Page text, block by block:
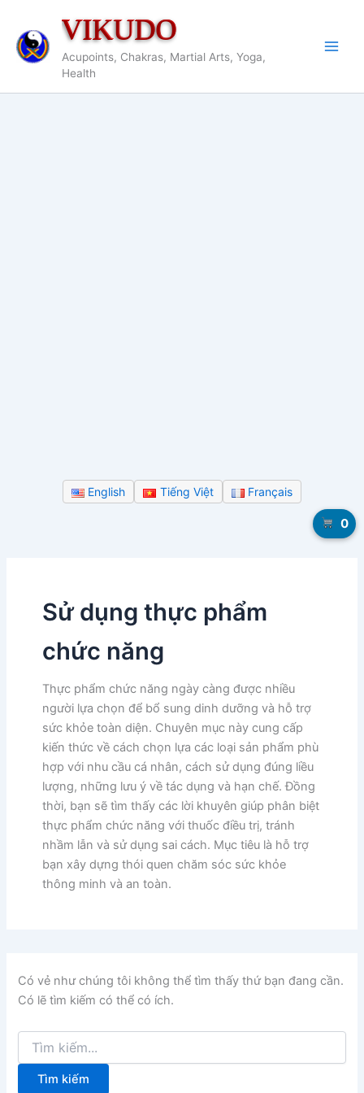
dung
VIKUDO
Acupoints, Chakras, Martial Arts, Yoga,
Health
English Tiếng Việt Français
Sử dụng thực phẩm
chức năng
Thực phẩm chức năng ngày càng được nhiều
người lựa chọn để bổ sung dinh dưỡng và hỗ trợ
sức khỏe toàn diện. Chuyên mục này cung cấp
kiến thức về cách chọn lựa các loại sản phẩm phù
hợp với nhu cầu cá nhân, cách sử dụng đúng liều
lượng, những lưu ý về tác dụng và hạn chế. Đồng
thời, bạn sẽ tìm thấy các lời khuyên giúp phân biệt
thực phẩm chức năng với thuốc điều trị, tránh
nhầm lẫn và sử dụng sai cách. Mục tiêu là hỗ trợ
bạn xây dựng thói quen chăm sóc sức khỏe
thông minh và an toàn.
Có vẻ như chúng tôi không thể tìm thấy thứ bạn đang cần.
Có lẽ tìm kiếm có thể có ích.
Tìm
kiếm:
0